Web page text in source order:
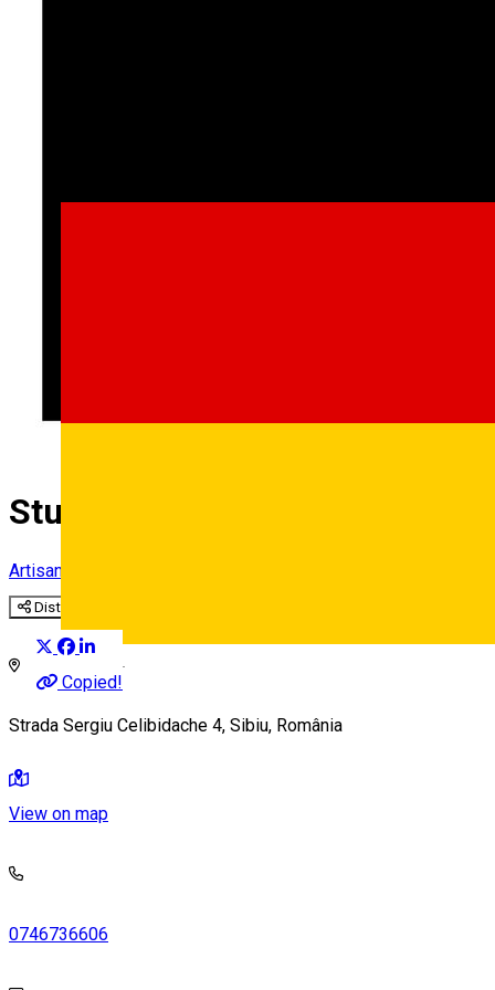
Deutsch
Studio Decor
Artisan
Distribuie
Copied!
Strada Sergiu Celibidache 4, Sibiu, România
View on map
0746736606